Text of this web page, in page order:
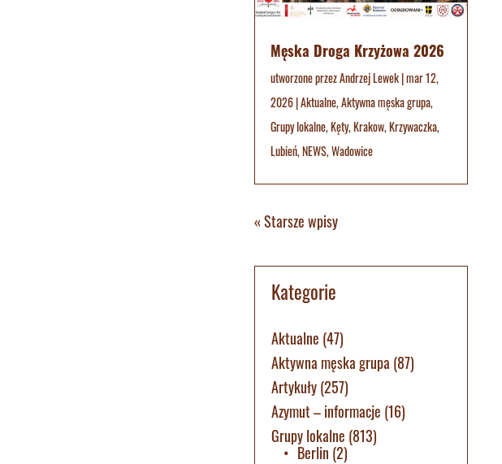
Męska Droga Krzyżowa 2026
utworzone przezAndrzej Lewek|mar 12,
2026|Aktualne,Aktywna męska grupa,
Grupy lokalne,Kęty,Krakow,Krzywaczka,
Lubień,NEWS,Wadowice
« Starsze wpisy
Kategorie
Aktualne (47)
Aktywna męska grupa (87)
Artykuły(257)
Azymut – informacje (16)
Grupy lokalne (813)
Berlin (2)